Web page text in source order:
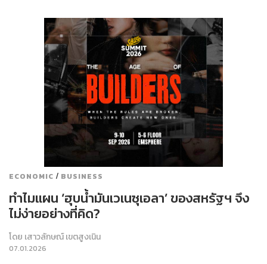
ECONOMIC / BUSINESS
ทำไมแผน ‘ฮุบน้ำมันเวเนซุเอลา’ ของสหรัฐฯ จึง
ไม่ง่ายอย่างที่คิด?
โดย เสาวลักษณ์ เขตสูงเนิน
07.01.2026